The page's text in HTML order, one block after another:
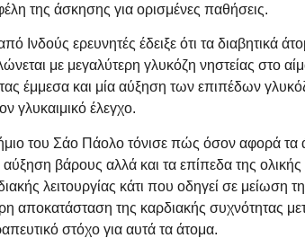
της άσκησης για ορισμένες παθήσεις.
Ινδούς ερευνητές έδειξε ότι τα διαβητικά
με μεγαλύτερη γλυκόζη νηστείας στο
έμμεσα και μία αύξηση των επιπέδων
γλυκαιμικό έλεγχο.
του Σάο Πάολο τόνισε πώς όσον αφορά τα
αύξηση βάρους αλλά και τα επίπεδα της
λειτουργίας κάτι που οδηγεί σε μείωση
αποκατάσταση της καρδιακής συχνότητας
στόχο για αυτά τα άτομα.